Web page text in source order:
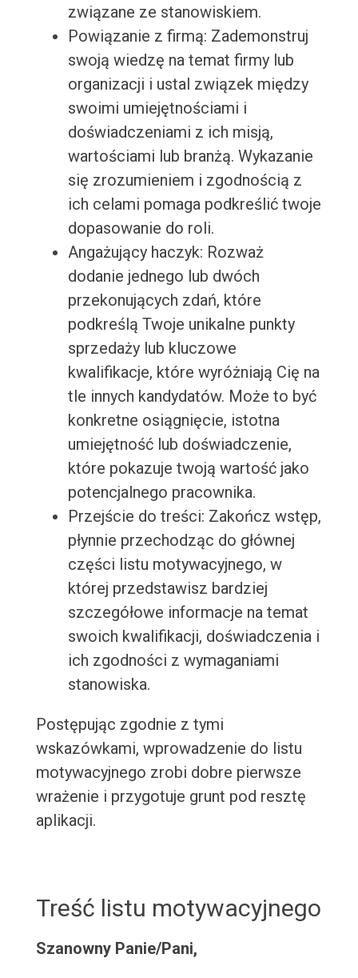
związane ze stanowiskiem.
Powiązanie z firmą: Zademonstruj
swoją wiedzę na temat firmy lub
organizacji i ustal związek między
swoimi umiejętnościami i
doświadczeniami z ich misją,
wartościami lub branżą. Wykazanie
się zrozumieniem i zgodnością z
ich celami pomaga podkreślić twoje
dopasowanie do roli.
Angażujący haczyk: Rozważ
dodanie jednego lub dwóch
przekonujących zdań, które
podkreślą Twoje unikalne punkty
sprzedaży lub kluczowe
kwalifikacje, które wyróżniają Cię na
tle innych kandydatów. Może to być
konkretne osiągnięcie, istotna
umiejętność lub doświadczenie,
które pokazuje twoją wartość jako
potencjalnego pracownika.
Przejście do treści: Zakończ wstęp,
płynnie przechodząc do głównej
części listu motywacyjnego, w
której przedstawisz bardziej
szczegółowe informacje na temat
swoich kwalifikacji, doświadczenia i
ich zgodności z wymaganiami
stanowiska.
Postępując zgodnie z tymi
wskazówkami, wprowadzenie do listu
motywacyjnego zrobi dobre pierwsze
wrażenie i przygotuje grunt pod resztę
aplikacji.
Treść listu motywacyjnego
Szanowny Panie/Pani,